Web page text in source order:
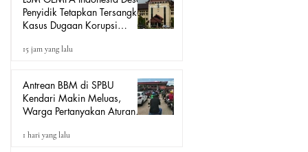
Penyidik Tetapkan Tersangka
Kasus Dugaan Korupsi
Milyar, Yang Seret Diduga
15 jam yang lalu
Antrean BBM di SPBU
Kendari Makin Meluas,
Warga Pertanyakan Aturan
“Tander”
1 hari yang lalu